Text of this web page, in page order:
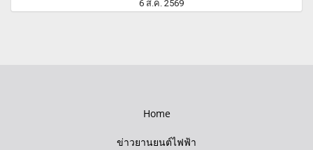
6 ส.ค. 2569
Home
ข่าวยานยนต์ไฟฟ้า